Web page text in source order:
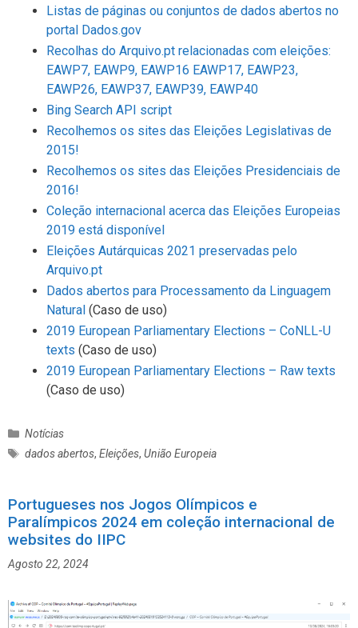
Listas de páginas ou conjuntos de dados abertos no
portal Dados.gov
Recolhas do Arquivo.pt relacionadas com eleições:
EAWP7, EAWP9, EAWP16 EAWP17, EAWP23,
EAWP26, EAWP37, EAWP39, EAWP40
Bing Search API script
Recolhemos os sites das Eleições Legislativas de
2015!
Recolhemos os sites das Eleições Presidenciais de
2016!
Coleção internacional acerca das Eleições Europeias
2019 está disponível
Eleições Autárquicas 2021 preservadas pelo
Arquivo.pt
Dados abertos para Processamento da Linguagem
Natural (Caso de uso)
2019 European Parliamentary Elections – CoNLL-U
texts (Caso de uso)
2019 European Parliamentary Elections – Raw texts
(Caso de uso)
C
a
g
r
a
Notícias
E
q
u
e
a
dados abertos,Eleições,União Europeia
Portugueses nos Jogos Olímpicos e
Paralímpicos 2024 em coleção internacional de
websites do IIPC
Agosto 22, 2024